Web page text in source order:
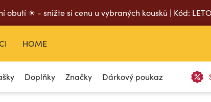
obutí ☀ - snižte si cenu u vybraných kousků | Kód:
Doplňky Značky Dárkový poukaz
HOME